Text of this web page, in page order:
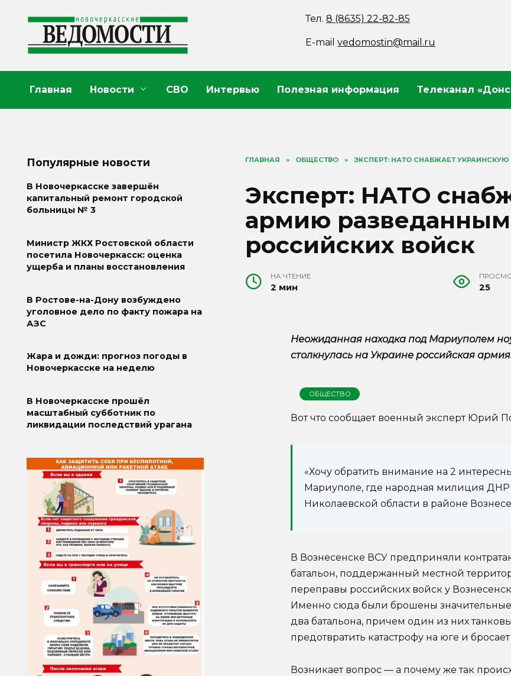
содержанию
Тел.8 (8635) 22-82-85
E-mailvedomostin@mail.ru
Главная Новости СВО Интервью Полезная информация Телеканал
ГЛАВНАЯ » ОБЩЕСТВО » ЭКСПЕРТ: НАТО СНАБЖАЕТ
Эксперт: НАТО
армию
российских войск
НА ЧТЕНИЕ
2 мин 25
Неожиданная находка под Мариуполем
столкнулась на Украине российская
ОБЩЕСТВО
Вот что сообщает военный эксперт Юрий
«Хочу обратить внимание на 2
Мариуполе, где народная милиция ДНР
Николаевской области в районе
В Вознесенске ВСУ предприняли
батальон, поддержанный местной
переправы российских войск у
Именно сюда были брошены
два батальона, причем один из них
предотвратить катастрофу на юге и
Возникает вопрос — а почему же так
Популярные новости
В Новочеркасске завершён
капитальный ремонт городской
больницы № 3
Министр ЖКХ Ростовской области
посетила Новочеркасск: оценка
ущерба и планы восстановления
В Ростове-на-Дону возбуждено
уголовное дело по факту пожара на
АЗС
Жара и дожди: прогноз погоды в
Новочеркасске на неделю
В Новочеркасске прошёл
масштабный субботник по
ликвидации последствий урагана